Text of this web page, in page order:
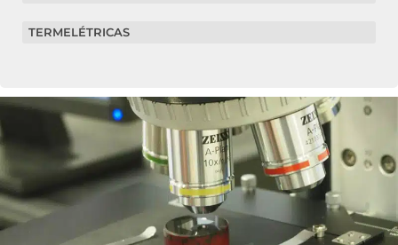
TERMELÉTRICAS